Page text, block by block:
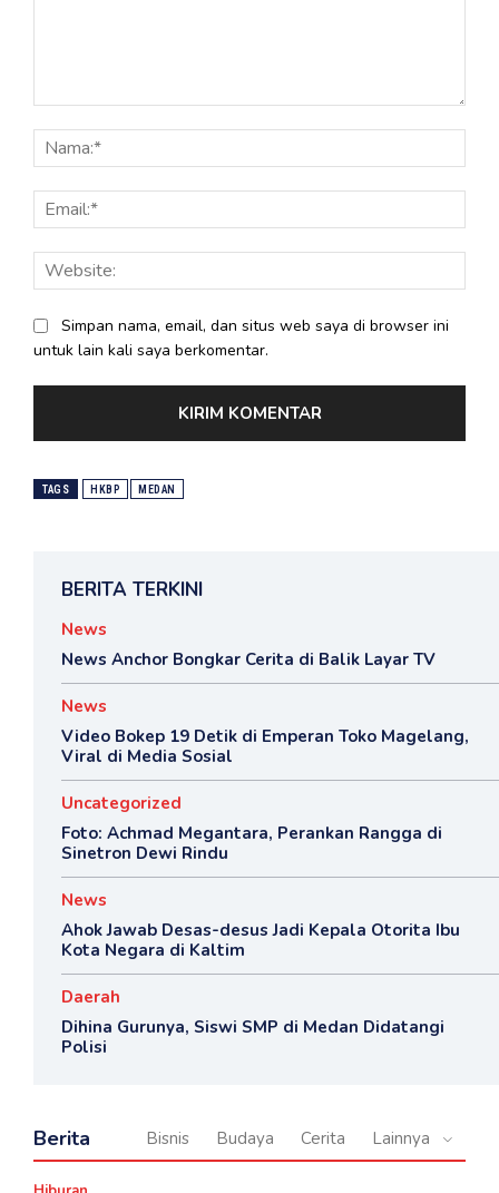
Simpan nama, email, dan situs web saya di browser ini
untuk lain kali saya berkomentar.
TAGS HKBP MEDAN
BERITA TERKINI
News
News Anchor Bongkar Cerita di Balik Layar TV
News
Video Bokep 19 Detik di Emperan Toko Magelang,
Viral di Media Sosial
Uncategorized
Foto: Achmad Megantara, Perankan Rangga di
Sinetron Dewi Rindu
News
Ahok Jawab Desas-desus Jadi Kepala Otorita Ibu
Kota Negara di Kaltim
Daerah
Dihina Gurunya, Siswi SMP di Medan Didatangi
Polisi
Berita Bisnis Budaya Cerita Lainnya